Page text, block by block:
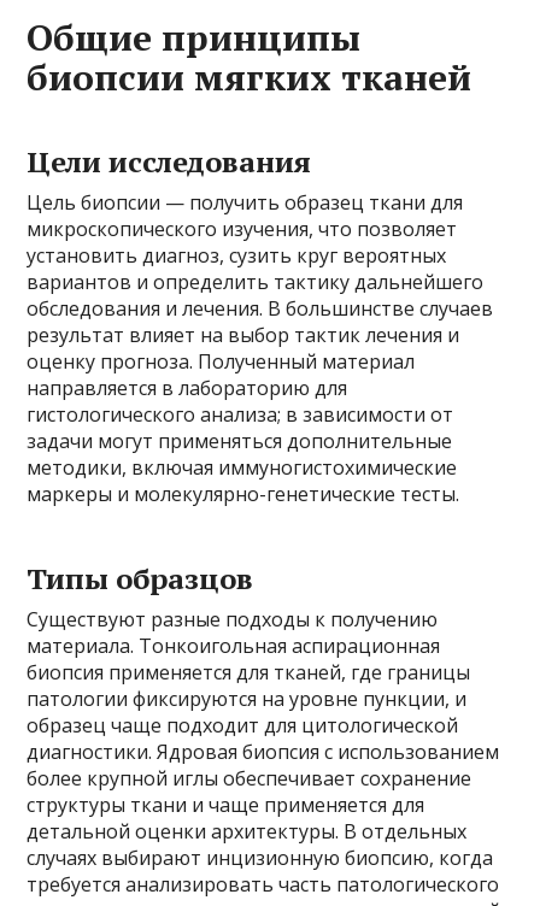
Общие принципы
биопсии мягких тканей
Цели исследования
Цель биопсии — получить образец ткани для
микроскопического изучения, что позволяет
установить диагноз, сузить круг вероятных
вариантов и определить тактику дальнейшего
обследования и лечения. В большинстве случаев
результат влияет на выбор тактик лечения и
оценку прогноза. Полученный материал
направляется в лабораторию для
гистологического анализа; в зависимости от
задачи могут применяться дополнительные
методики, включая иммуногистохимические
маркеры и молекулярно-генетические тесты.
Типы образцов
Существуют разные подходы к получению
материала. Тонкоигольная аспирационная
биопсия применяется для тканей, где границы
патологии фиксируются на уровне пункции, и
образец чаще подходит для цитологической
диагностики. Ядровая биопсия с использованием
более крупной иглы обеспечивает сохранение
структуры ткани и чаще применяется для
детальной оценки архитектуры. В отдельных
случаях выбирают инцизионную биопсию, когда
требуется анализировать часть патологического